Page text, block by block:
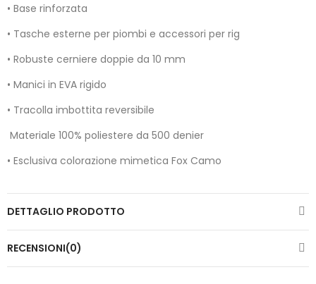
• Base rinforzata
• Tasche esterne per piombi e accessori per rig
• Robuste cerniere doppie da 10 mm
• Manici in EVA rigido
• Tracolla imbottita reversibile
Materiale 100% poliestere da 500 denier
• Esclusiva colorazione mimetica Fox Camo
DETTAGLIO PRODOTTO
RECENSIONI(0)